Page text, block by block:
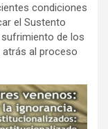
condiciones
el Sustento
de los
atrás al proceso